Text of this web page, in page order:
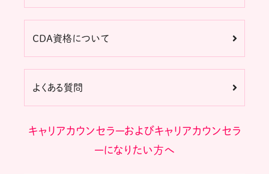
CDA資格について
よくある質問
キャリアカウンセラーおよびキャリアカウンセラ
ーになりたい方へ